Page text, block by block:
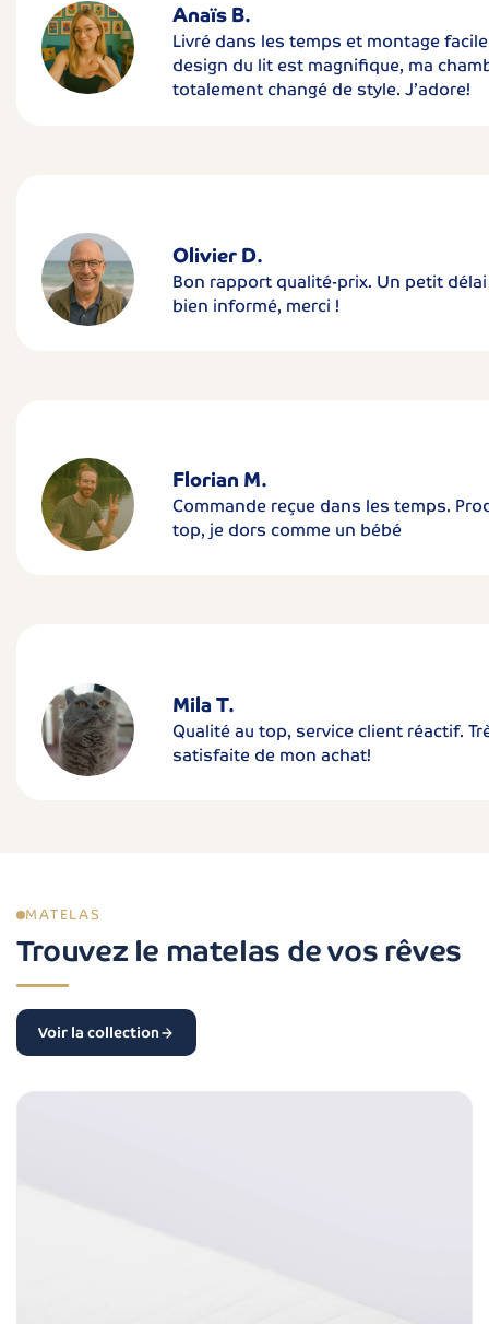
Anaïs B.
Livré dans les temps et montage
design du lit est magnifique, ma
totalement changé de style. J’adore!
Olivier D.
Bon rapport qualité-prix. Un petit
bien informé, merci !
Florian M.
Commande reçue dans les temps.
top, je dors comme un bébé
Mila T.
Qualité au top, service client réactif.
satisfaite de mon achat!
MATELAS
Trouvez le matelas de vos rêves
Voir la collection